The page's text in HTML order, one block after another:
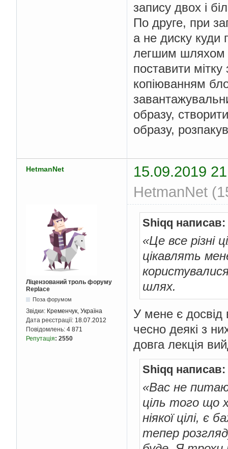
запису двох і
По друге, при
а не диску куди
легшим шляхом
поставити
копіюванням
образу,
образу,
HetmanNet
15.09.2019
HetmanNet
Ліцензований троль форуму
Replace
Поза форумом
Звідки: Кременчук, Україна
Дата реєстрації: 18.07.2012
Повідомлень: 4 871
Репутація: 2550
Shiqq написав:
«Це все різні
цікавлять
шлях.
У мене є досвід
чесно деякі з
довга лекція
Shiqq написав:
«Вас не
ціль того що
ніякої цілі, є
тепер